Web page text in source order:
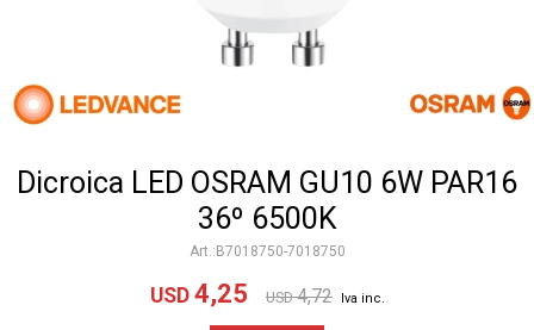
Dicroica LED OSRAM GU10 6W PAR16
36º 6500K
B7018750-7018750
USD 4,25 USD 4,72